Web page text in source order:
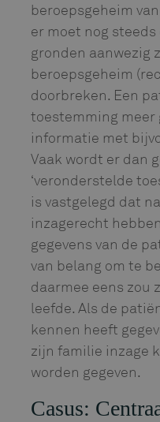
beroepsgeheim
er moet nog
gronden aanwezig
beroepsgeheim
doorbreken. Een
toestemming meer
informatie met
Vaak wordt er dan
‘veronderstelde
is vastgelegd dat
inzagerecht
gegevens van de
van belang om te
daarmee eens zou
leefde. Als de
kennen heeft
zijn familie inzage
worden gegeven.
Casus: